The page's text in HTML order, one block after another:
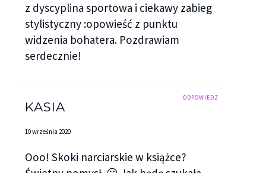
z dyscyplina sportowa i ciekawy zabieg
stylistyczny :opowieść z punktu
widzenia bohatera. Pozdrawiam
serdecznie!
ODPOWIEDZ
KASIA
10 września 2020
Ooo! Skoki narciarskie w książce?